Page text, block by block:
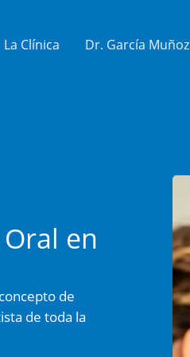
La Clínica Dr. García Muñoz
en
de
de toda la